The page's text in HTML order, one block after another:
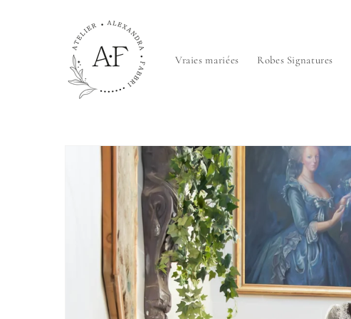
Vraies mariées Robes Signatures
Passer aux
informations
produits